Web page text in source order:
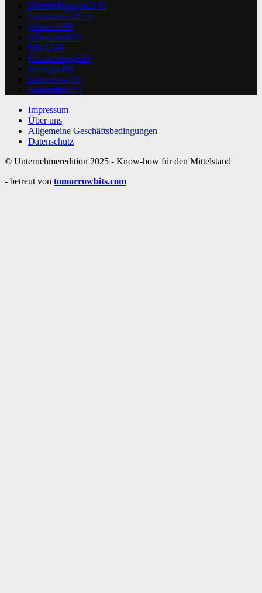
Kurzmeldungen2105
Nachrichten1575
Wissen1089
Allgemein820
M&A569
Finanzierung534
Strategie493
Interviews415
Fallstudien371
Impressum
Über uns
Allgemeine Geschäftsbedingungen
Datenschutz
© Unternehmeredition 2025 - Know-how für den Mittelstand
- betreut von tomorrowbits.com